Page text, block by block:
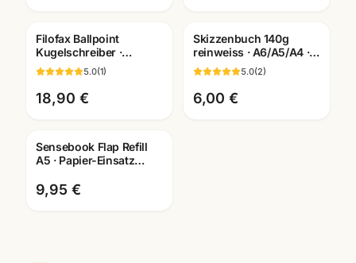
Filofax Ballpoint
Kugelschreiber ·
verschiedene Motive ·
Schreibgeräte
Mannheim
5.0(1)
18,90 €
Skizzenbuch 140g
reinweiss · A6/A5/A4 ·
Zeichenpapier für
Studien unterwegs
5.0(2)
6,00 €
Sensebook Flap Refill
A5 · Papier-Einsatz
Bueronotizen
9,95 €